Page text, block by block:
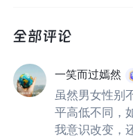
一笑而过嫣然
虽然男女性别
平高低不同，
我意识改变，